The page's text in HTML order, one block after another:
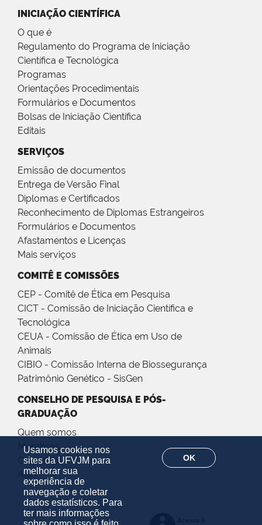
Usamos cookies nos
sites da UFVJM para
melhorar sua
experiência de
navegação e coletar
dados estatísticos. Para
ter mais informações
OK
INICIAÇÃO CIENTÍFICA
O que é
Regulamento do Programa de Iniciação
Científica e Tecnológica
Programas
Orientações Procedimentais
Formulários e Documentos
Bolsas de Iniciação Científica
Editais
SERVIÇOS
Emissão de documentos
Entrega de Versão Final
Diplomas e Certificados
Reconhecimento de Diplomas Estrangeiros
Formulários e Documentos
Afastamentos e Licenças
Mais serviços
COMITÊ E COMISSÕES
CEP - Comitê de Ética em Pesquisa
CICT - Comissão de Iniciação Científica e
Tecnológica
CEUA - Comissão de Ética em Uso de
Animais
CIBIO - Comissão Interna de Biossegurança
Patrimônio Genético - SisGen
CONSELHO DE PESQUISA E PÓS-
GRADUAÇÃO
Quem somos
Membros
Calendário
Atas